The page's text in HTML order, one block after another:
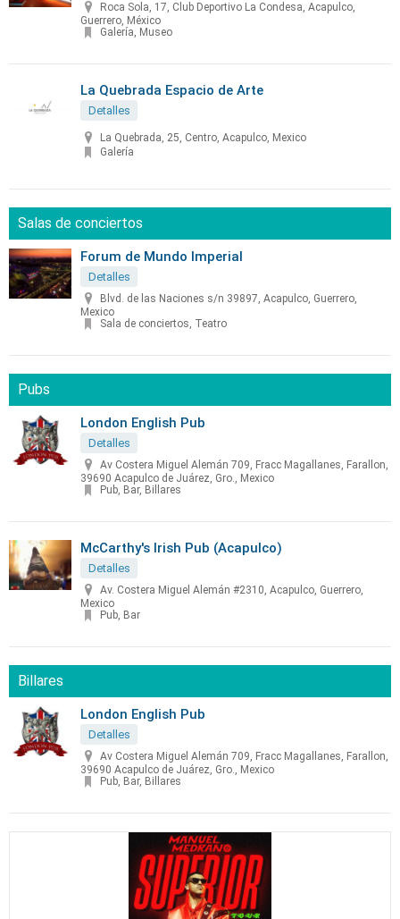
Roca Sola, 17, Club Deportivo La Condesa, Acapulco,
Guerrero, México
Galería, Museo
La Quebrada Espacio de Arte
Detalles
La Quebrada, 25, Centro, Acapulco, Mexico
Galería
Salas de conciertos
Forum de Mundo Imperial
Detalles
Blvd. de las Naciones s/n 39897, Acapulco, Guerrero,
Mexico
Sala de conciertos, Teatro
Pubs
London English Pub
Detalles
Av Costera Miguel Alemán 709, Fracc Magallanes, Farallon,
39690 Acapulco de Juárez, Gro., Mexico
Pub, Bar, Billares
McCarthy's Irish Pub (Acapulco)
Detalles
Av. Costera Miguel Alemán #2310, Acapulco, Guerrero,
Mexico
Pub, Bar
Billares
London English Pub
Detalles
Av Costera Miguel Alemán 709, Fracc Magallanes, Farallon,
39690 Acapulco de Juárez, Gro., Mexico
Pub, Bar, Billares